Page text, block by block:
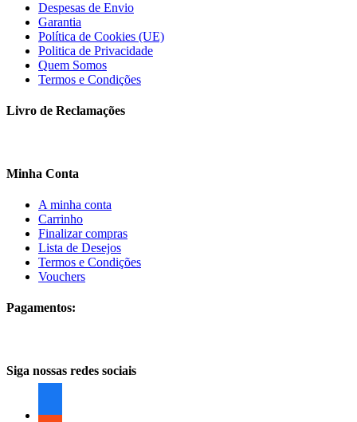
Despesas de Envio
Garantia
Política de Cookies (UE)
Politica de Privacidade
Quem Somos
Termos e Condições
Livro de Reclamações
Minha Conta
A minha conta
Carrinho
Finalizar compras
Lista de Desejos
Termos e Condições
Vouchers
Pagamentos:
Siga nossas redes sociais